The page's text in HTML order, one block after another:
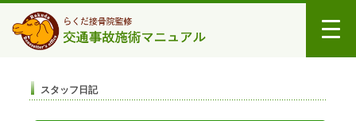
スタッフ日記